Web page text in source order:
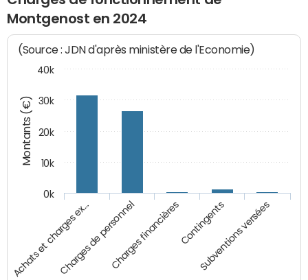
Montgenost en 2024
Montants (€)
(Source : JDN d'après ministère de l'Economie)
Achats et charges ex…Charges de personnelCharges financièresContingents
Subventions versées
0k
10k
20k
30k
40k